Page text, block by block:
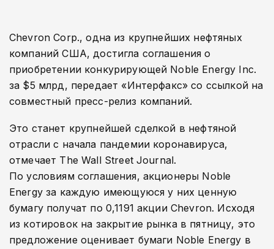
Chevron Corp., одна из крупнейших нефтяных
компаний США, достигла соглашения о
приобретении конкурирующей Noble Energy Inc.
за $5 млрд, передает «Интерфакс» со ссылкой на
совместный пресс-релиз компаний.
Это станет крупнейшей сделкой в нефтяной
отрасли с начала пандемии коронавируса,
отмечает The Wall Street Journal.
По условиям соглашения, акционеры Noble
Energy за каждую имеющуюся у них ценную
бумагу получат по 0,1191 акции Chevron. Исходя
из котировок на закрытие рынка в пятницу, это
предложение оценивает бумаги Noble Energy в